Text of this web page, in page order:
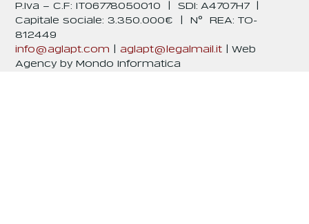
P.Iva – C.F: IT06778050010 | SDI: A4707H7 |
Capitale sociale: 3.350.000€ | N° REA: TO-
812449
info@aglapt.com
aglapt@legalmail.it| Web
Agency by Mondo Informatica